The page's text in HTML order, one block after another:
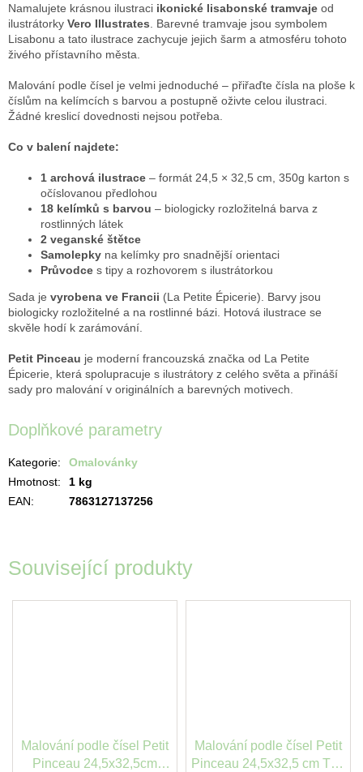
Související produkty
Malování podle čísel Petit
Pinceau 24,5x32,5cm
Malování podle čísel Petit
Pinceau 24,5x32,5 cm The
Namalujete krásnou ilustraci ikonické lisabonské tramvaje od
ilustrátorky Vero Illustrates. Barevné tramvaje jsou symbolem
Lisabonu a tato ilustrace zachycuje jejich šarm a atmosféru tohoto
živého přístavního města.
Malování podle čísel je velmi jednoduché – přiřaďte čísla na ploše k
číslům na kelímcích s barvou a postupně oživte celou ilustraci.
Žádné kreslicí dovednosti nejsou potřeba.
Co v balení najdete:
1 archová ilustrace – formát 24,5 × 32,5 cm, 350g karton s
očíslovanou předlohou
18 kelímků s barvou – biologicky rozložitelná barva z
rostlinných látek
2 veganské štětce
Samolepky na kelímky pro snadnější orientaci
Průvodce s tipy a rozhovorem s ilustrátorkou
Sada je vyrobena ve Francii (La Petite Épicerie). Barvy jsou
biologicky rozložitelné a na rostlinné bázi. Hotová ilustrace se
skvěle hodí k zarámování.
Petit Pinceau je moderní francouzská značka od La Petite
Épicerie, která spolupracuje s ilustrátory z celého světa a přináší
sady pro malování v originálních a barevných motivech.
Doplňkové parametry
Kategorie:
Omalovánky
Hmotnost:
1 kg
EAN: 7863127137256